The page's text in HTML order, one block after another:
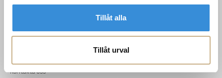
Tillåt alla
Tillåt urval
INFORMATION
Köpvillkor
Hållbarhet
Kontakta oss
KONTAKT
MARIELLA INTERIORS
503 30 BORÅS
info@mariellastore.se